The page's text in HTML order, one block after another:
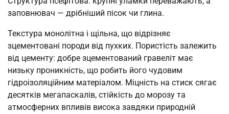
заповнювач — дрібніший пісок чи глина.
Текстура монолітна і щільна, що відрізняє
зцементовані породи від пухких. Пористість залежить
від цементу: добре зцементований гравеліт має
низьку проникність, що робить його чудовим
гідроізоляційним матеріалом. Міцність на стиск сягає
десятків мегапаскалів, стійкість до морозу та
атмосферних впливів висока завдяки природній